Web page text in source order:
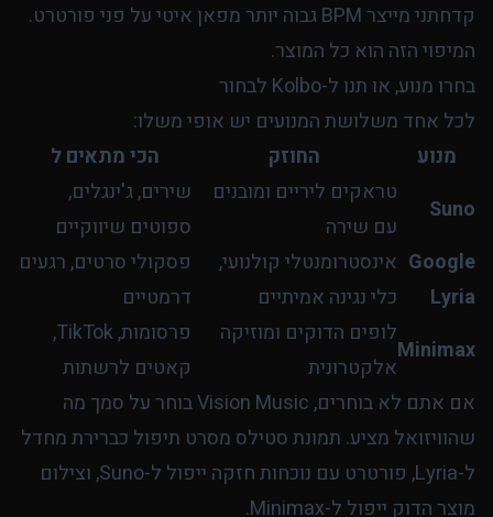
קדחתני מייצר BPM גבוה יותר מפאן איטי על פני פורטרט.
המיפוי הזה הוא כל המוצר.
בחרו מנוע, או תנו ל-Kolbo לבחור
לכל אחד משלושת המנועים יש אופי משלו:
מנוע
החוזק
הכי מתאים ל
Suno
טראקים ליריים ומובנים
עם שירה
שירים, ג'ינגלים,
ספוטים שיווקיים
Google
Lyria
אינסטרומנטלי קולנועי,
כלי נגינה אמיתיים
פסקולי סרטים, רגעים
דרמטיים
Minimax
לופים הדוקים ומוזיקה
אלקטרונית
פרסומות, TikTok,
קאטים לרשתות
אם אתם לא בוחרים, Vision Music בוחר על סמך מה
שהוויזואל מציע. תמונת סטילס מסרט תיפול כברירת מחדל
ל-Lyria, פורטרט עם נוכחות חזקה ייפול ל-Suno, וצילום
מוצר הדוק ייפול ל-Minimax.